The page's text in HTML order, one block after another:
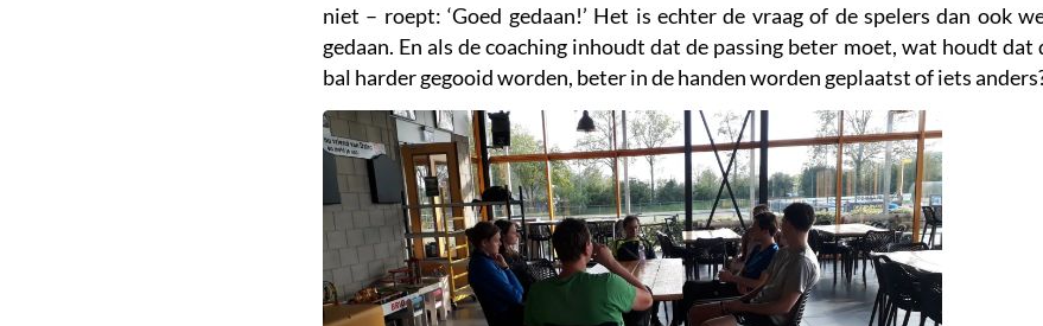
niet – roept: ‘Goed gedaan!’ Het is echter de vraag of de spelers dan ook
gedaan. En als de coaching inhoudt dat de passing beter moet, wat houdt dat
bal harder gegooid worden, beter in de handen worden geplaatst of iets